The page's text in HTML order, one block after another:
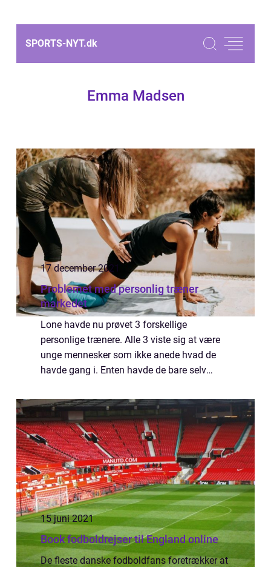
SPORTS-NYT.dk
Emma Madsen
17 december 2021
Problemet med personlig træner
markedet
Lone havde nu prøvet 3 forskellige
personlige trænere. Alle 3 viste sig at være
unge mennesker som ikke anede hvad de
havde gang i. Enten havde de bare selv
kvalificerede eller så ...
15 juni 2021
Book fodboldrejser til England online
De fleste danske fodboldfans foretrækker at